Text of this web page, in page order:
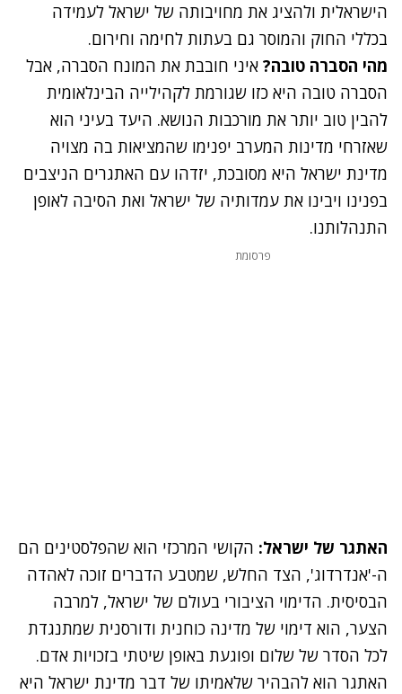
הישראלית ולהציג את מחויבותה של ישראל לעמידה
בכללי החוק והמוסר גם בעתות לחימה וחירום.
מהי הסברה טובה? איני חובבת את המונח הסברה, אבל
הסברה טובה היא כזו שגורמת לקהילייה הבינלאומית
להבין טוב יותר את מורכבות הנושא. היעד בעיני הוא
שאזרחי מדינות המערב יפנימו שהמציאות בה מצויה
מדינת ישראל היא מסובכת, יזדהו עם האתגרים הניצבים
בפנינו ויבינו את עמדותיה של ישראל ואת הסיבה לאופן
התנהלותנו.
פרסומת
האתגר של ישראל: הקושי המרכזי הוא שהפלסטינים הם
ה-'אנדרדוג', הצד החלש, שמטבע הדברים זוכה לאהדה
הבסיסית. הדימוי הציבורי בעולם של ישראל, למרבה
הצער, הוא דימוי של מדינה כוחנית ודורסנית שמתנגדת
לכל הסדר של שלום ופוגעת באופן שיטתי בזכויות אדם.
האתגר הוא להבהיר שלאמיתו של דבר מדינת ישראל היא